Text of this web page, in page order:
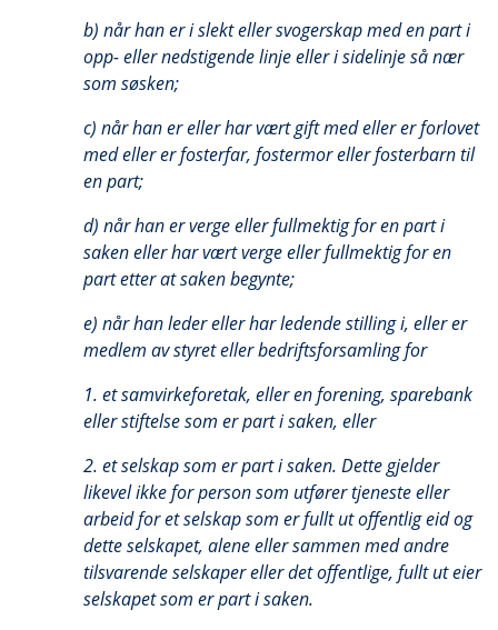
b) når han er i slekt eller svogerskap med en part i
opp- eller nedstigende linje eller i sidelinje så nær
som søsken;
c) når han er eller har vært gift med eller er forlovet
med eller er fosterfar, fostermor eller fosterbarn til
en part;
d) når han er verge eller fullmektig for en part i
saken eller har vært verge eller fullmektig for en
part etter at saken begynte;
e) når han leder eller har ledende stilling i, eller er
medlem av styret eller bedriftsforsamling for
1. et samvirkeforetak, eller en forening, sparebank
eller stiftelse som er part i saken, eller
2. et selskap som er part i saken. Dette gjelder
likevel ikke for person som utfører tjeneste eller
arbeid for et selskap som er fullt ut offentlig eid og
dette selskapet, alene eller sammen med andre
tilsvarende selskaper eller det offentlige, fullt ut eier
selskapet som er part i saken.